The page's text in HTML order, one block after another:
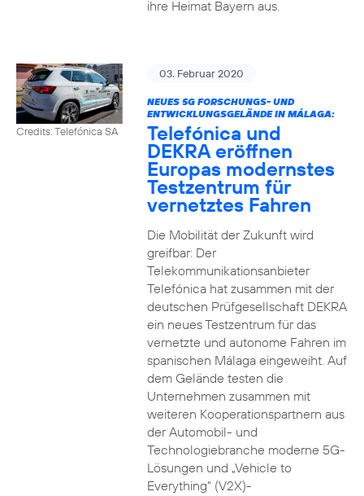
ihre Heimat Bayern aus.
Credits: Telefónica SA
03. Februar 2020
NEUES 5G FORSCHUNGS- UND
ENTWICKLUNGSGELÄNDE IN MÁLAGA:
Telefónica und
DEKRA eröffnen
Europas modernstes
Testzentrum für
vernetztes Fahren
Die Mobilität der Zukunft wird
greifbar: Der
Telekommunikationsanbieter
Telefónica hat zusammen mit der
deutschen Prüfgesellschaft DEKRA
ein neues Testzentrum für das
vernetzte und autonome Fahren im
spanischen Málaga eingeweiht. Auf
dem Gelände testen die
Unternehmen zusammen mit
weiteren Kooperationspartnern aus
der Automobil- und
Technologiebranche moderne 5G-
Lösungen und „Vehicle to
Everything“ (V2X)-